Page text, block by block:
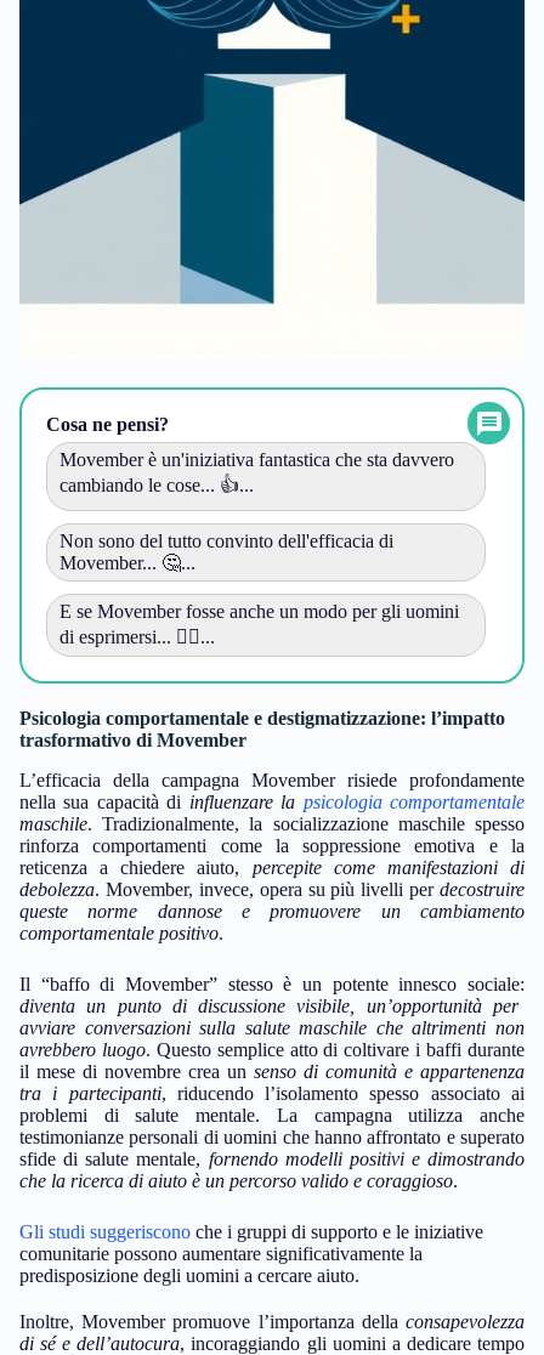
Cosa ne pensi?
Movember è un'iniziativa fantastica che sta davvero
cambiando le cose... 👍...
Non sono del tutto convinto dell'efficacia di
Movember... 🤔...
E se Movember fosse anche un modo per gli uomini
di esprimersi... 🧔‍♂️...
Psicologia comportamentale e destigmatizzazione: l’impatto
trasformativo di Movember
L’efficacia della campagna Movember risiede profondamente
nella sua capacità di influenzare la psicologia comportamentale
maschile. Tradizionalmente, la socializzazione maschile spesso
rinforza comportamenti come la soppressione emotiva e la
reticenza a chiedere aiuto, percepite come manifestazioni di
debolezza. Movember, invece, opera su più livelli perdecostruire
queste norme dannose e promuovere un cambiamento
comportamentale positivo.
Il “baffo di Movember” stesso è un potente innesco sociale:
diventa un punto di discussione visibile, un’opportunità per
avviare conversazioni sulla salute maschile che altrimenti non
avrebbero luogo. Questo semplice atto di coltivare i baffi durante
il mese di novembre crea un senso di comunità e appartenenza
tra i partecipanti, riducendo l’isolamento spesso associato ai
problemi di salute mentale. La campagna utilizza anche
testimonianze personali di uomini che hanno affrontato e superato
sfide di salute mentale, fornendo modelli positivi e dimostrando
che la ricerca di aiuto è un percorso valido e coraggioso.
Gli studi suggeriscono che i gruppi di supporto e le iniziative
comunitarie possono aumentare significativamente la
predisposizione degli uomini a cercare aiuto.
Inoltre, Movember promuove l’importanza della consapevolezza
di sé e dell’autocura, incoraggiando gli uomini a dedicare tempo